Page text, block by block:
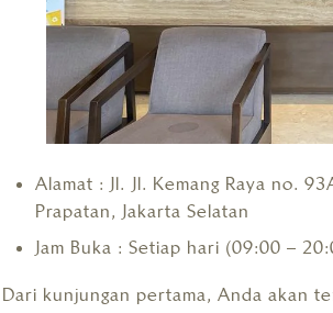
Alamat : Jl. Jl. Kemang Raya no.
Prapatan, Jakarta Selatan
Jam Buka : Setiap hari (09:00 –
Dari kunjungan pertama, Anda akan